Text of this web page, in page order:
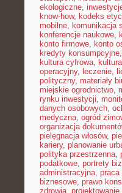
ekologiczne,
know-how, kodeks
mobilne, komunikacja
konferencje naukowe,
konto firmowe, konto
kredyty konsumpcyjne,
kultura cyfrowa,
operacyjny, leczenie,
polityczny, materiały
miejskie ogrodnictwo,
rynku inwestycji,
danych osobowych,
medyczna, ogród
organizacja
pielęgnacja włosów,
kariery, planowanie
polityka przestrzenna,
podatkowe, portrety
administracyjna, praca
biznesowe, prawo
zdrowia, projektowanie